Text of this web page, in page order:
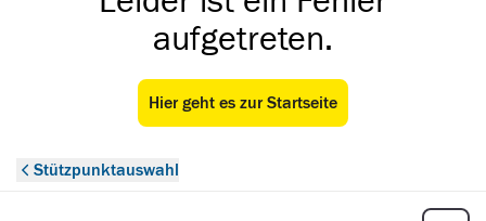
aufgetreten.
Hier geht es zur Startseite